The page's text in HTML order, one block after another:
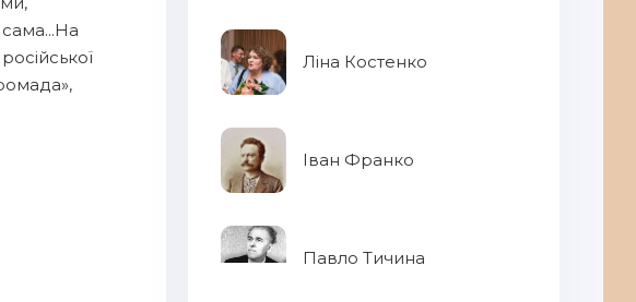
Ліна Костенко
Іван Франко
Павло Тичина